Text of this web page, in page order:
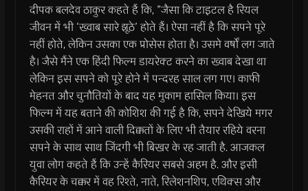
दीपक बलदेव ठाकुर कहते हैं कि, ”जैसा कि टाइटल है रियल
जीवन में भी ‘ख्वाब सारे झूठे’ होते हैं। ऐसा नहीं है कि सपने पूरे
नहीं होते, लेकिन उसका एक प्रोसेस होता है। उसमे वर्षों लग जाते
है। जैसे मैंने एक हिंदी फिल्म डायरेक्ट करने का ख्वाब देखा था
लेकिन इस सपने को पूरे होने में पन्दरह साल लग गए। काफी
मेहनत और चुनौतियों के बाद यह मुकाम हासिल किया। इस
फिल्म में यह बताने की कोशिश की गई है कि, सपने देखिये मगर
उसकी राहों में आने वाली दिक्कतों के लिए भी तैयार रहिये वरना
सपने के साथ साथ जिंदगी भी बिखर के रह जाती है. आजकल
युवा लोग कहते हैं कि उन्हें कैरियर सबसे अहम है. और इसी
कैरियर के चक्कर में वह रिश्ते, नाते, रिलेशनशिप, एथिक्स और